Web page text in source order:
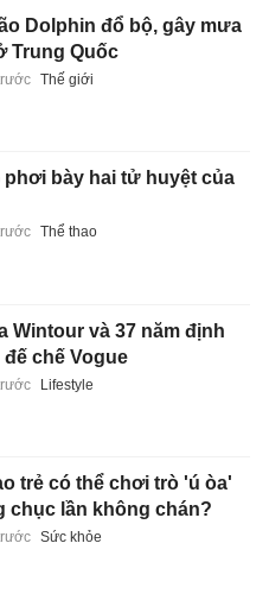
Dolphin đổ bộ, gây mưa
Trung Quốc
Thế giới
phơi bày hai tử huyệt của
Thể thao
Wintour và 37 năm định
đế chế Vogue
Lifestyle
trẻ có thể chơi trò 'ú òa'
chục lần không chán?
Sức khỏe